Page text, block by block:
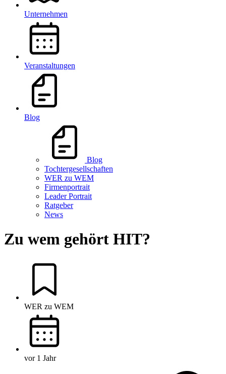
Unternehmen
Veranstaltungen
Blog
Blog
Tochtergesellschaften
WER zu WEM
Firmenportrait
Leader Portrait
Ratgeber
News
Zu wem gehört HIT?
WER zu WEM
vor 1 Jahr